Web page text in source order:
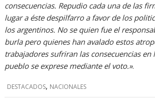
consecuencias. Repudio cada una de las
lugar a éste despilfarro a favor de los
los argentinos. No se quien fue el
burla pero quienes han avalado estos
trabajadores sufriran las consecuencias en
pueblo se exprese mediante el voto.».
DESTACADOS, NACIONALES